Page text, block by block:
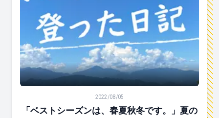
「ベストシーズンは、春夏秋冬です。」夏の高尾山に登
2022/08/05
「ベストシーズンは、春夏秋冬です。」夏の